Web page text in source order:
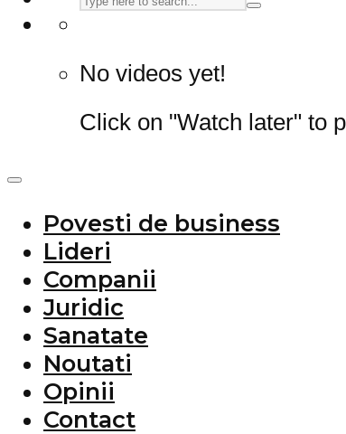
No videos yet!
Click on "Watch later" to
Povesti de business
Lideri
Companii
Juridic
Sanatate
Noutati
Opinii
Contact